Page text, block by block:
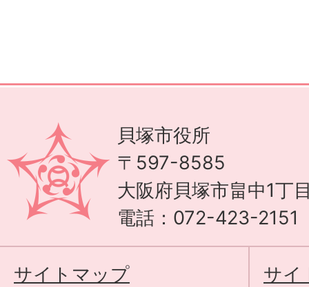
貝塚市役所
〒597-8585
大阪府貝塚市畠中1丁
電話：072-423-2151
サイトマップ サイ